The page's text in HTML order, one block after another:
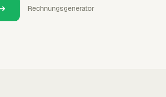
Rechnungsgenerator